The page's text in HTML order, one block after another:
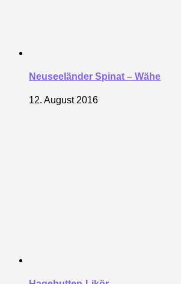
Neuseeländer Spinat – Wähe
12. August 2016